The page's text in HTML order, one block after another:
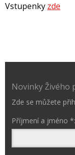
Vstupenky zde
Novinky Živého
Zde se můžete
Příjmení a jméno *: